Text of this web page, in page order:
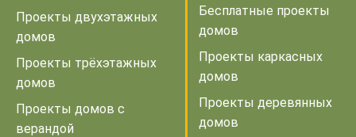
Проекты двухэтажных
домов
Проекты трёхэтажных
домов
Проекты домов с
верандой
Бесплатные проекты
домов
Проекты каркасных
домов
Проекты деревянных
домов